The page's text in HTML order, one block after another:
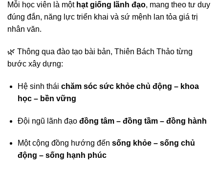
Mỗi học viên là một hạt giống lãnh đạo, mang theo tư duy
đúng đắn, năng lực triển khai và sứ mệnh lan tỏa giá trị
nhân văn.
🌿 Thông qua đào tạo bài bản, Thiên Bách Thảo từng
bước xây dựng:
Hệ sinh thái chăm sóc sức khỏe chủ động – khoa
học – bền vững
Đội ngũ lãnh đạo đồng tâm – đồng tầm – đồng hành
Một cộng đồng hướng đến sống khỏe – sống chủ
động – sống hạnh phúc